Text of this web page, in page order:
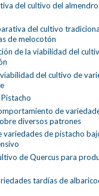
del cultivo del
del cultivo
de melocotón
de la viabilidad del
del cultivo de
de
diversos patrones
de pistacho
de Quercus para
tardías de